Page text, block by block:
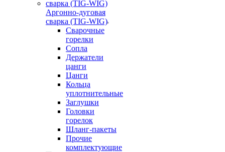
Аргонно-дуговая
сварка (TIG-WIG)
Сварочные
горелки
Сопла
Держатели
цанги
Цанги
Кольца
уплотнительные
Заглушки
Головки
горелок
Шланг-пакеты
Прочие
комплектующие